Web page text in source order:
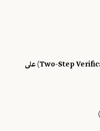
طريقة تفعيل التحقق بخطوتين (Two-Step Verification) على